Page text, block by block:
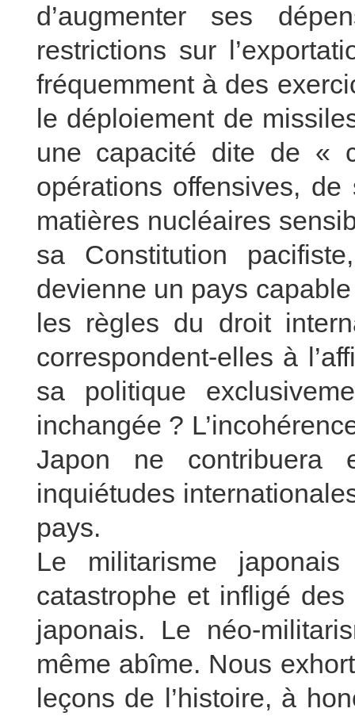
d’augmenter ses
restrictions sur
fréquemment à des
le déploiement de
une capacité dite de «
opérations offensives,
matières nucléaires
sa Constitution
devienne un pays
les règles du droit
correspondent-elles à
sa politique
inchangée ?
Japon ne
inquiétudes
pays.
Le militarisme
catastrophe et infligé
japonais. Le néo-
même abîme. Nous
leçons de l’histoire, à